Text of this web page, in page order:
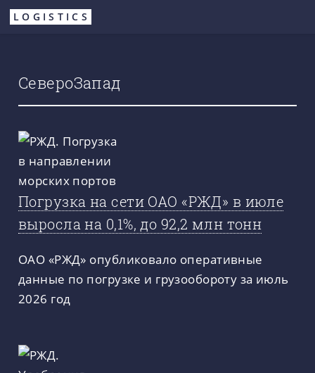
Перейти
LOGISTICS
СевероЗапад
Погрузка на сети ОАО «РЖД» в июле
выросла на 0,1%, до 92,2 млн тонн
ОАО «РЖД» опубликовало оперативные
данные по погрузке и грузообороту за июль
2026 год